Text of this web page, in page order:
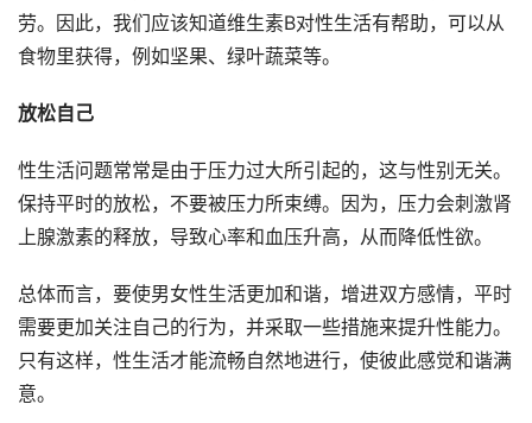
劳。因此，我们应该知道维生素B对性生活有帮助，可以从
食物里获得，例如坚果、绿叶蔬菜等。
放松自己
性生活问题常常是由于压力过大所引起的，这与性别无关。
保持平时的放松，不要被压力所束缚。因为，压力会刺激肾
上腺激素的释放，导致心率和血压升高，从而降低性欲。
总体而言，要使男女性生活更加和谐，增进双方感情，平时
需要更加关注自己的行为，并采取一些措施来提升性能力。
只有这样，性生活才能流畅自然地进行，使彼此感觉和谐满
意。